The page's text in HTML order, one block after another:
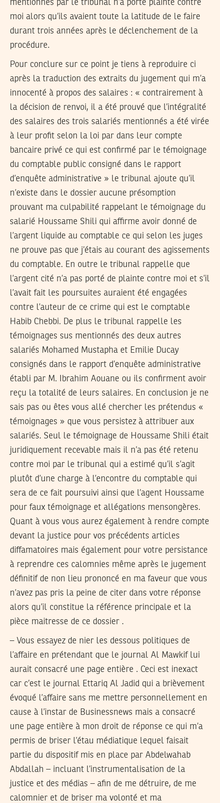
mentionnés par le tribunal n’a porté plainte contre
moi alors qu’ils avaient toute la latitude de le faire
durant trois années après le déclenchement de la
procédure.
Pour conclure sur ce point je tiens à reproduire ci
après la traduction des extraits du jugement qui m’a
innocenté à propos des salaires : « contrairement à
la décision de renvoi, il a été prouvé que l’intégralité
des salaires des trois salariés mentionnés a été virée
à leur profit selon la loi par dans leur compte
bancaire privé ce qui est confirmé par le témoignage
du comptable public consigné dans le rapport
d’enquête administrative » le tribunal ajoute qu’il
n’existe dans le dossier aucune présomption
prouvant ma culpabilité rappelant le témoignage du
salarié Houssame Shili qui affirme avoir donné de
l’argent liquide au comptable ce qui selon les juges
ne prouve pas que j’étais au courant des agissements
du comptable. En outre le tribunal rappelle que
l’argent cité n’a pas porté de plainte contre moi et s’il
l’avait fait les poursuites auraient été engagées
contre l’auteur de ce crime qui est le comptable
Habib Chebbi. De plus le tribunal rappelle les
témoignages sus mentionnés des deux autres
salariés Mohamed Mustapha et Emilie Ducay
consignés dans le rapport d’enquête administrative
établi par M. Ibrahim Aouane ou ils confirment avoir
reçu la totalité de leurs salaires. En conclusion je ne
sais pas ou êtes vous allé chercher les prétendus «
témoignages » que vous persistez à attribuer aux
salariés. Seul le témoignage de Houssame Shili était
juridiquement recevable mais il n’a pas été retenu
contre moi par le tribunal qui a estimé qu’il s’agit
plutôt d’une charge à l’encontre du comptable qui
sera de ce fait poursuivi ainsi que l’agent Houssame
pour faux témoignage et allégations mensongères.
Quant à vous vous aurez également à rendre compte
devant la justice pour vos précédents articles
diffamatoires mais également pour votre persistance
à reprendre ces calomnies même après le jugement
définitif de non lieu prononcé en ma faveur que vous
n’avez pas pris la peine de citer dans votre réponse
alors qu’il constitue la référence principale et la
pièce maitresse de ce dossier .
– Vous essayez de nier les dessous politiques de
l’affaire en prétendant que le journal Al Mawkif lui
aurait consacré une page entière . Ceci est inexact
car c’est le journal Ettariq Al Jadid qui a brièvement
évoqué l’affaire sans me mettre personnellement en
cause à l’instar de Businessnews mais a consacré
une page entière à mon droit de réponse ce qui m’a
permis de briser l’étau médiatique lequel faisait
partie du dispositif mis en place par Abdelwahab
Abdallah – incluant l’instrumentalisation de la
justice et des médias – afin de me détruire, de me
calomnier et de briser ma volonté et ma